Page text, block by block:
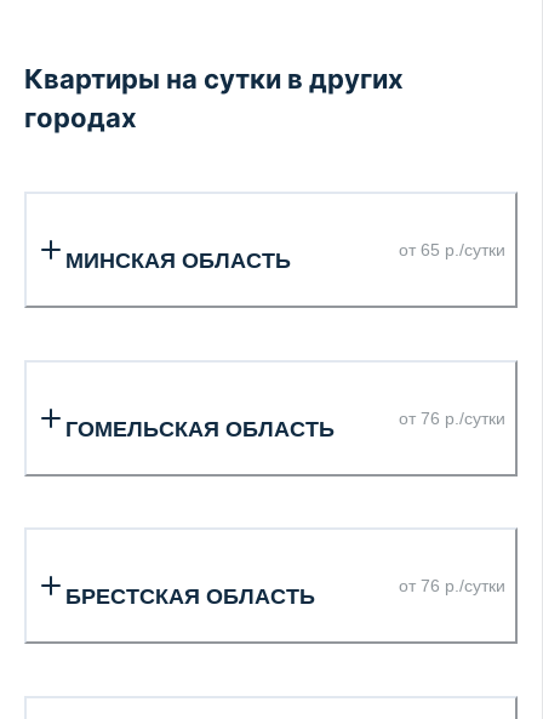
Квартиры на сутки в других
городах
МИНСКАЯ ОБЛАСТЬ от 65 р./сутки
ГОМЕЛЬСКАЯ ОБЛАСТЬ от 76 р./сутки
БРЕСТСКАЯ ОБЛАСТЬ от 76 р./сутки